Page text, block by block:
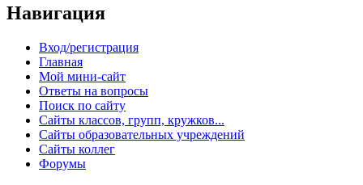
Навигация
Вход/регистрация
Главная
Мой мини-сайт
Ответы на вопросы
Поиск по сайту
Сайты классов, групп, кружков...
Сайты образовательных учреждений
Сайты коллег
Форумы